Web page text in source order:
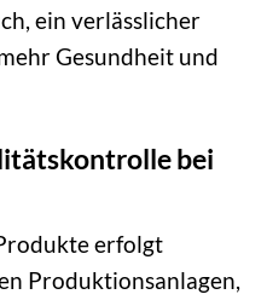
ein verlässlicher
Gesundheit und
bei
erfolgt
Produktionsanlagen,